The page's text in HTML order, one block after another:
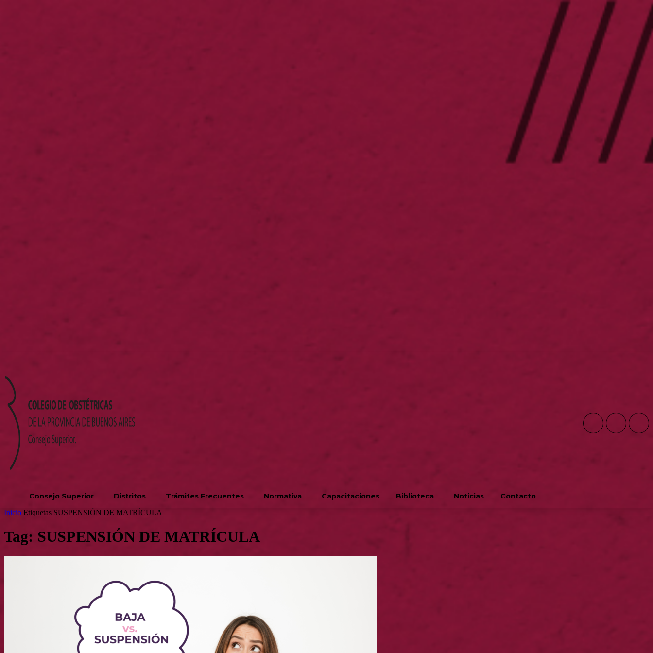
Consejo Superior Distritos Trámites Frecuentes Normativa Capacitaciones Biblioteca Noticias Contacto
Inicio Etiquetas SUSPENSIÓN DE MATRÍCULA
Tag: SUSPENSIÓN DE MATRÍCULA